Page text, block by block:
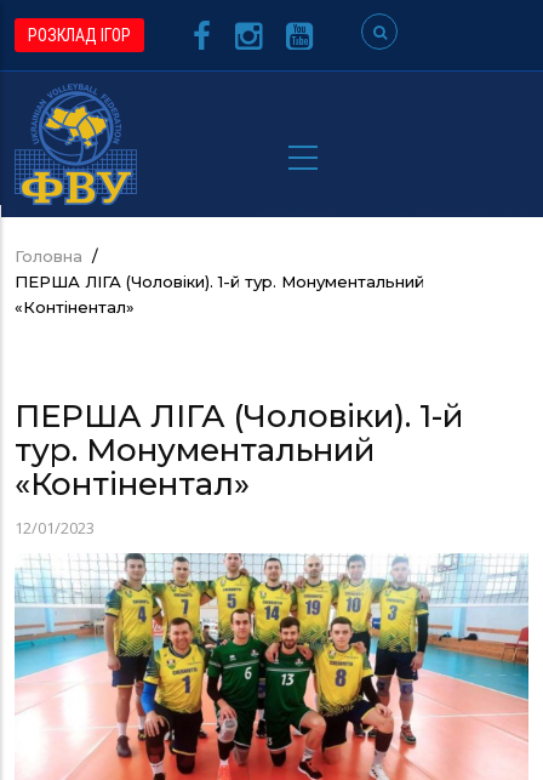
Перейти
основного
вмісту
РОЗКЛАД ІГОР
Рядок
навіґації
Головна /
ПЕРША ЛІГА (Чоловіки). 1-й тур. Монументальний
«Контінентал»
ПЕРША ЛІГА (Чоловіки). 1-й
тур. Монументальний
«Контінентал»
12/01/2023